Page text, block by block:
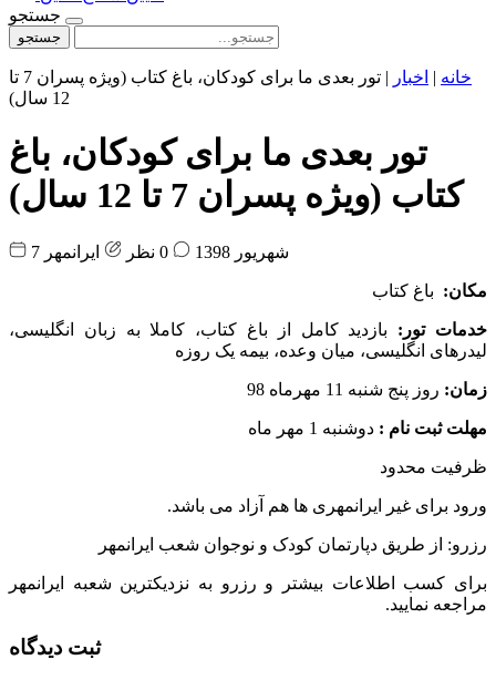
جستجو
جستجو
خانه | اخبار |
تور بعدی ما برای کودکان، باغ کتاب (ویژه پسران 7 تا
12 سال)
تور بعدی ما برای کودکان، باغ
کتاب (ویژه پسران 7 تا 12 سال)
7 شهریور 1398 ایرانمهر
مکان: باغ کتاب
خدمات تور: بازدید کامل از باغ کتاب، کاملا به زبان انگلیسی،
لیدرهای انگلیسی، میان وعده، بیمه یک روزه
زمان: روز پنج شنبه 11 مهرماه 98
مهلت ثبت نام : دوشنبه 1 مهر ماه
ظرفیت محدود
ورود برای غیر ایرانمهری ها هم آزاد می باشد.
رزرو: از طریق دپارتمان کودک و نوجوان شعب ایرانمهر
برای کسب اطلاعات بیشتر و رزرو به نزدیکترین شعبه ایرانمهر
مراجعه نمایید.
ثبت دیدگاه